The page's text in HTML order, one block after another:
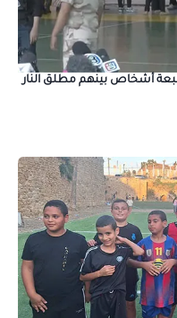
أشخاص بينهم مطلق النار